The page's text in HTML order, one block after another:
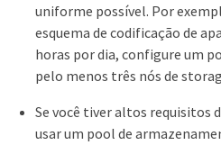
uniforme possível. Por
esquema de codificação de
horas por dia, configure um
pelo menos três nós de
Se você tiver altos requisitos
usar um pool de